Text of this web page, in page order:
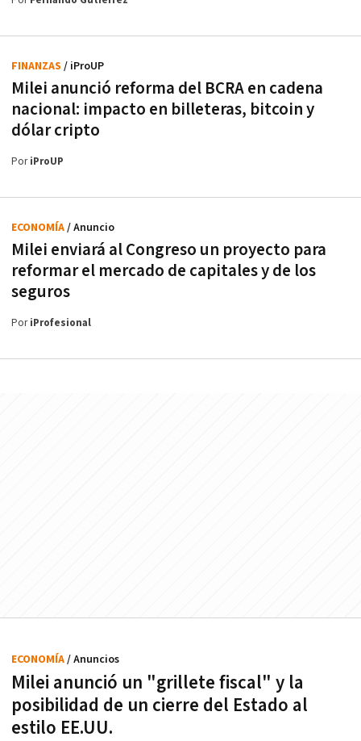
Milei anunció reforma del BCRA en cadena
nacional: impacto en billeteras, bitcoin y
dólar cripto
FINANZAS / iProUP
PoriProUP
Milei enviará al Congreso un proyecto para
reformar el mercado de capitales y de los
seguros
ECONOMÍA/ Anuncio
PoriProfesional
Milei anunció un "grillete fiscal" y la
posibilidad de un cierre del Estado al
estilo EE.UU.
ECONOMÍA/ Anuncios